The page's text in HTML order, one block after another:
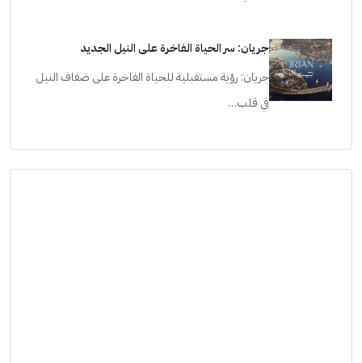
جريان: سر الحياة الفاخرة على النيل الجديد
جريان: رؤية مستقبلية للحياة الفاخرة على ضفاف النيل
في قلب…